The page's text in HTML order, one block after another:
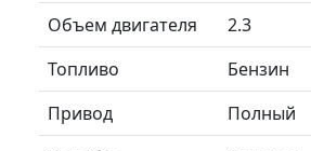
Объем двигателя
2.3
Топливо
Бензин
Привод
Полный